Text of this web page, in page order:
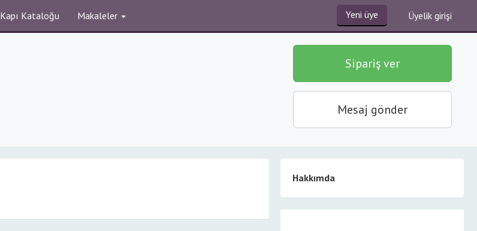
Kapı Kataloğu Makaleler Yeni üye Üyelik girişi
Sipariş ver
Mesaj gönder
Hakkımda